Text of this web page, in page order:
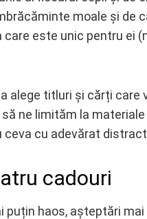
moale și de
este unic pentru ei
alege titluri și cărți care
ne limităm la
ceva cu adevărat
cadouri
puțin haos, așteptări